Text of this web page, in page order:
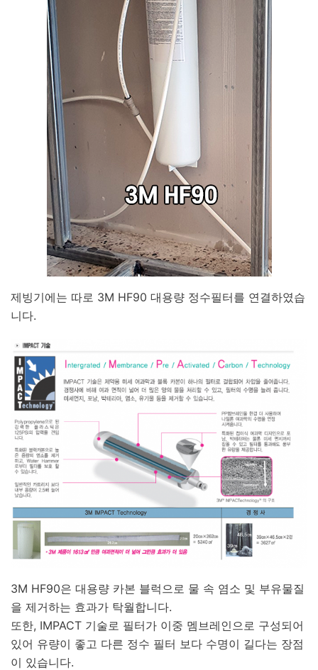
제빙기에는 따로 3M HF90 대용량 정수필터를 연결하였습
니다.
3M HF90은 대용량 카본 블럭으로 물 속 염소 및 부유물질
을 제거하는 효과가 탁월합니다.
또한, IMPACT 기술로 필터가 이중 멤브레인으로 구성되어
있어 유량이 좋고 다른 정수 필터 보다 수명이 길다는 장점
이 있습니다.